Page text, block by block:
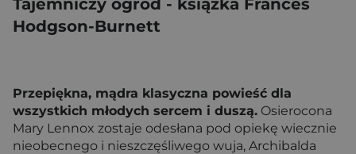
Hodgson-Burnett
Przepiękna, mądra klasyczna powieść dla
wszystkich młodych sercem i duszą. Osierocona
Mary Lennox zostaje odesłana pod opiekę wiecznie
nieobecnego i nieszczęśliwego wuja, Archibalda